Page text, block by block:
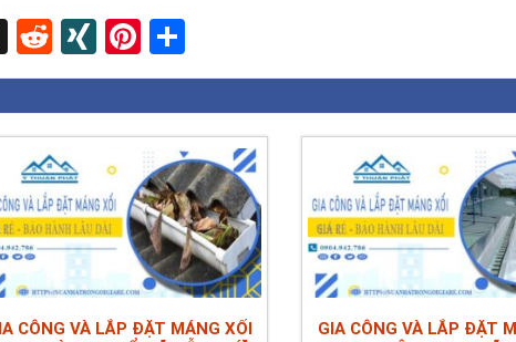
Instapaper
RedditXINGPinterest
CÔNG VÀ LẮP ĐẶT MÁNG XỐI
GIA CÔNG VÀ LẮP ĐẶT